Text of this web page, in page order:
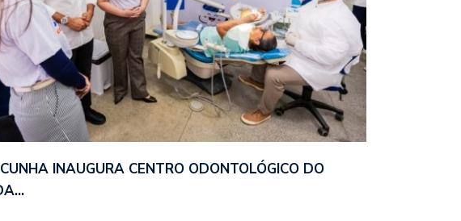
INAUGURA CENTRO ODONTOLÓGICO DO